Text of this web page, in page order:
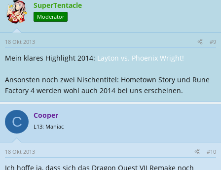
SuperTentacle
Moderator
18 Okt 2013 #9
Mein klares Highlight 2014: Layton vs. Phoenix Wright!
Ansonsten noch zwei Nischentitel: Hometown Story und Rune
Factory 4 werden wohl auch 2014 bei uns erscheinen.
C Cooper
L13: Maniac
18 Okt 2013 #10
Ich hoffe ja, dass sich das Dragon Quest VII Remake noch